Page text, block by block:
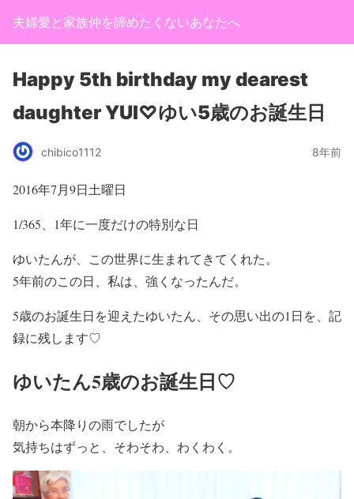
夫婦愛と家族仲を諦めたくないあなたへ
Happy 5th birthday my dearest
daughter YUI♡ゆい5歳のお誕生日
chibico1112 8年前
2016年7月9日土曜日
1/365、1年に一度だけの特別な日
ゆいたんが、この世界に生まれてきてくれた。
5年前のこの日、私は、強くなったんだ。
5歳のお誕生日を迎えたゆいたん、その思い出の1日を、記
録に残します♡
ゆいたん5歳のお誕生日♡
朝から本降りの雨でしたが
気持ちはずっと、そわそわ、わくわく。